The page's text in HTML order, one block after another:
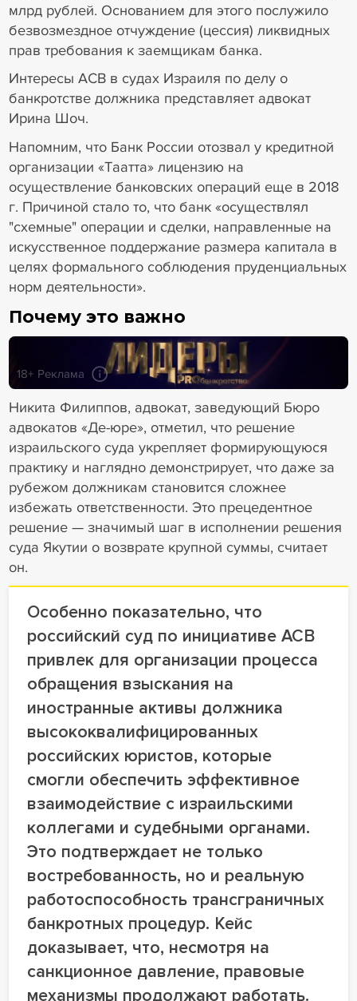
млрд рублей. Основанием для этого послужило
безвозмездное отчуждение (цессия) ликвидных
прав требования к заемщикам банка.
Интересы АСВ в судах Израиля по делу о
банкротстве должника представляет адвокат
Ирина Шоч.
Напомним, что Банк России отозвал у кредитной
организации «Таатта» лицензию на
осуществление банковских операций еще в 2018
г. Причиной стало то, что банк «осуществлял
"схемные" операции и сделки, направленные на
искусственное поддержание размера капитала в
целях формального соблюдения пруденциальных
норм деятельности».
Почему это важно
18+ Реклама
Никита Филиппов, адвокат, заведующий Бюро
адвокатов «Де-юре», отметил, что решение
израильского суда укрепляет формирующуюся
практику и наглядно демонстрирует, что даже за
рубежом должникам становится сложнее
избежать ответственности. Это прецедентное
решение — значимый шаг в исполнении решения
суда Якутии о возврате крупной суммы, считает
он.
Особенно показательно, что
российский суд по инициативе АСВ
привлек для организации процесса
обращения взыскания на
иностранные активы должника
высококвалифицированных
российских юристов, которые
смогли обеспечить эффективное
взаимодействие с израильскими
коллегами и судебными органами.
Это подтверждает не только
востребованность, но и реальную
работоспособность трансграничных
банкротных процедур. Кейс
доказывает, что, несмотря на
санкционное давление, правовые
механизмы продолжают работать.